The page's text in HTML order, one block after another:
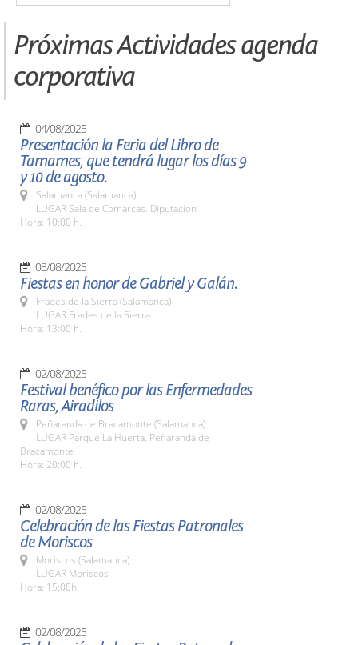
Próximas Actividades agenda
corporativa
04/08/2025
Presentación la Feria del Libro de
Tamames, que tendrá lugar los días 9
y 10 de agosto.
Salamanca (Salamanca)
LUGAR Sala de Comarcas. Diputación
Hora: 10:00 h.
03/08/2025
Fiestas en honor de Gabriel y Galán.
Frades de la Sierra (Salamanca)
LUGAR Frades de la Sierra
Hora: 13:00 h.
02/08/2025
Festival benéfico por las Enfermedades
Raras, Airadilos
Peñaranda de Bracamonte (Salamanca)
LUGAR Parque La Huerta. Peñaranda de
Bracamonte
Hora: 20:00 h.
02/08/2025
Celebración de las Fiestas Patronales
de Moriscos
Moriscos (Salamanca)
LUGAR Moriscos
Hora: 15:00h.
02/08/2025